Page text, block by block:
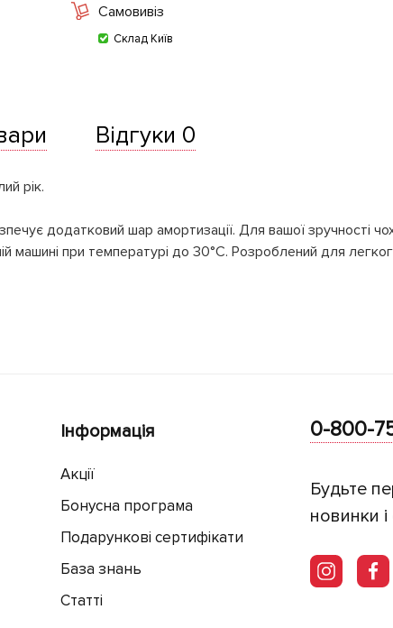
Самовивіз
Склад Київ
Відгуки 0
рік.
додатковий шар амортизації. Для вашої зручності
машині при температурі до 30°C. Розроблений для
Інформація
Акції
Бонусна програма
Подарункові сертифікати
База знань
Статті
0-800-
Будьте
новинки і